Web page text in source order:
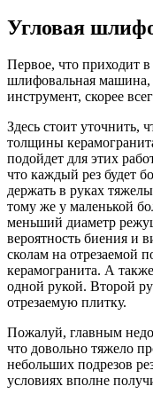
Угловая
Первое, что приходит в
шлифовальная машина,
инструмент, скорее
Здесь стоит уточнить,
толщины
подойдет для этих
что каждый рез будет
держать в руках
тому же у маленькой
меньший диаметр
вероятность биения и
сколам на отрезаемой
керамогранита. А
одной рукой. Второй
отрезаемую плитку.
Пожалуй, главным
что довольно тяжело
небольших подрезов
условиях вполне